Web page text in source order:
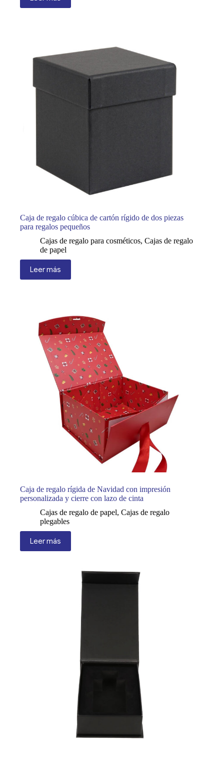
Caja de regalo cúbica de cartón rígido de dos piezas
para regalos pequeños
Cajas de regalo para cosméticos, Cajas de regalo
de papel
Leer más
Caja de regalo rígida de Navidad con impresión
personalizada y cierre con lazo de cinta
Cajas de regalo de papel, Cajas de regalo
plegables
Leer más